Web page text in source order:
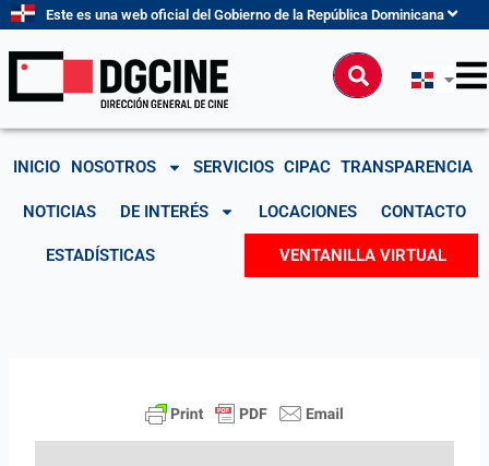
contenido
Este es una web oficial del Gobierno de la República Dominicana
Buscar
INICIO NOSOTROS SERVICIOS CIPAC TRANSPARENCIA
NOTICIAS DE INTERÉS LOCACIONES CONTACTO
ESTADÍSTICAS VENTANILLA VIRTUAL